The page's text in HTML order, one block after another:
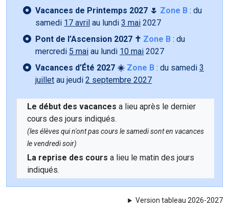
Vacances de Printemps 2027 🌷 Zone B : du
samedi 17 avril au lundi 3 mai 2027
Pont de l’Ascension 2027 ✝️ Zone B : du
mercredi 5 mai au lundi 10 mai 2027
Vacances d’Été 2027 ☀️ Zone B : du samedi 3
juillet au jeudi 2 septembre 2027
Le début des vacances a lieu après le dernier
cours des jours indiqués.
(les élèves qui n'ont pas cours le samedi sont en vacances
le vendredi soir)
La reprise des cours a lieu le matin des jours
indiqués.
Version tableau 2026-2027